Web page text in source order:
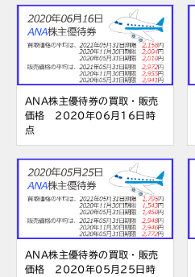
ANA株主優待券の買取・販売
価格 2020年06月16日時
点
ANA株主優待券の買取・販売
価格 2020年05月25日時